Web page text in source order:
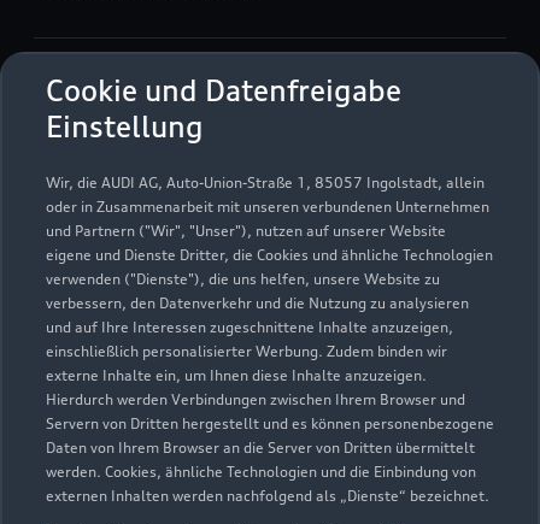
Cookie und Datenfreigabe
Einstellung
Wir, die AUDI AG, Auto-Union-Straße 1, 85057 Ingolstadt, allein
oder in Zusammenarbeit mit unseren verbundenen Unternehmen
und Partnern ("Wir", "Unser"), nutzen auf unserer Website
eigene und Dienste Dritter, die Cookies und ähnliche Technologien
verwenden ("Dienste"), die uns helfen, unsere Website zu
verbessern, den Datenverkehr und die Nutzung zu analysieren
und auf Ihre Interessen zugeschnittene Inhalte anzuzeigen,
einschließlich personalisierter Werbung. Zudem binden wir
externe Inhalte ein, um Ihnen diese Inhalte anzuzeigen.
Hierdurch werden Verbindungen zwischen Ihrem Browser und
Servern von Dritten hergestellt und es können personenbezogene
Daten von Ihrem Browser an die Server von Dritten übermittelt
werden. Cookies, ähnliche Technologien und die Einbindung von
externen Inhalten werden nachfolgend als „Dienste“ bezeichnet.
Geschlossen ,öffnet am Montag 08:00
Geschlossen ,öffnet am Montag 07:30
Teile- & Zubehörverkauf
Geschlossen,öffnet am Montag 08:00